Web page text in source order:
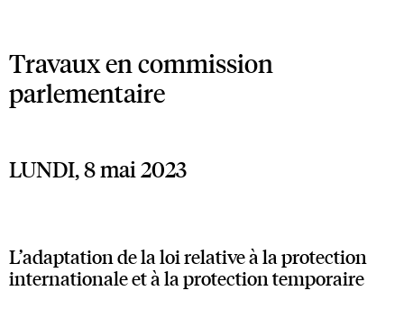
Travaux en commission
parlementaire
LUNDI, 8 mai 2023
L’adaptation de la loi relative à la protection
internationale et à la protection temporaire